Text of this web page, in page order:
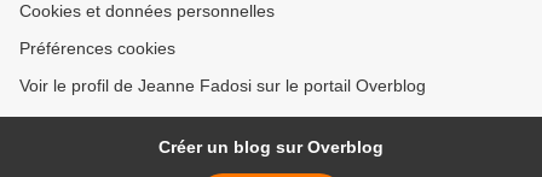
Cookies et données personnelles
Préférences cookies
Voir le profil de Jeanne Fadosi sur le portail Overblog
Créer un blog sur Overblog